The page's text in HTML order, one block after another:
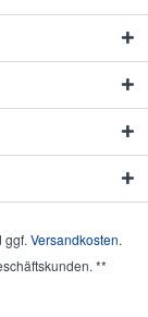
ggf. Versandkosten.
**